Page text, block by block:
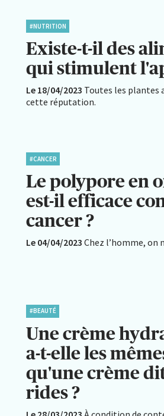
#NUTRITION
Existe-t-il des
qui stimulent
Le 18/04/2023 Toutes les plantes
cette réputation.
#CANCER
Le polypore en
est-il efficace
cancer ?
Le 04/04/2023 Chez l’homme, on
#BEAUTÉ
Une crème
a-t-elle les
qu'une crème
rides ?